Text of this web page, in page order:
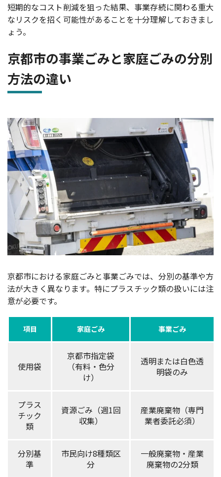
短期的なコスト削減を狙った結果、事業存続に関わる重大
なリスクを招く可能性があることを十分理解しておきまし
ょう。
京都市の事業ごみと家庭ごみの分別
方法の違い
京都市における家庭ごみと事業ごみでは、分別の基準や方
法が大きく異なります。特にプラスチック類の扱いには注
意が必要です。
項目 家庭ごみ 事業ごみ
使用袋
京都市指定袋
（有料・色分
け）
透明または白色透
明袋のみ
プラス
チック
類
資源ごみ（週1回
収集）
産業廃棄物（専門
業者委託必須）
分別基
準
市民向け8種類区
分
一般廃棄物・産業
廃棄物の2分類